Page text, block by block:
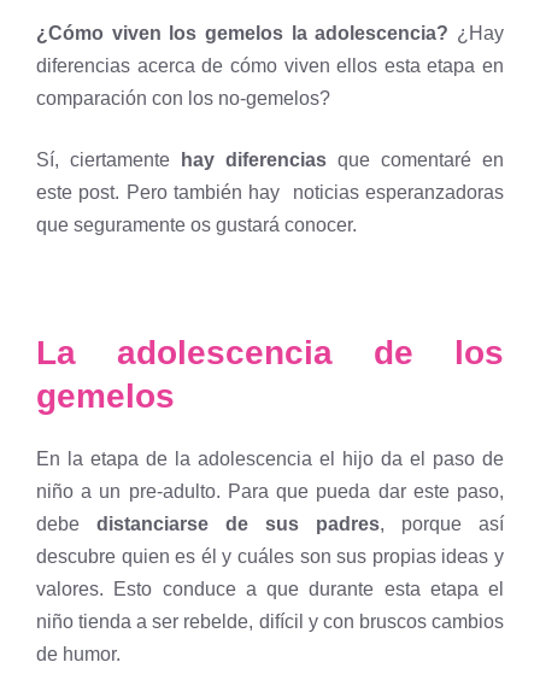
¿Cómo viven los gemelos la adolescencia? ¿Hay
diferencias acerca de cómo viven ellos esta etapa en
comparación con los no-gemelos?
Sí, ciertamente hay diferencias que comentaré en
este post. Pero también hay noticias esperanzadoras
que seguramente os gustará conocer.
La adolescencia de los
gemelos
En la etapa de la adolescencia el hijo da el paso de
niño a un pre-adulto. Para que pueda dar este paso,
debe distanciarse de sus padres, porque así
descubre quien es él y cuáles son sus propias ideas y
valores. Esto conduce a que durante esta etapa el
niño tienda a ser rebelde, difícil y con bruscos cambios
de humor.